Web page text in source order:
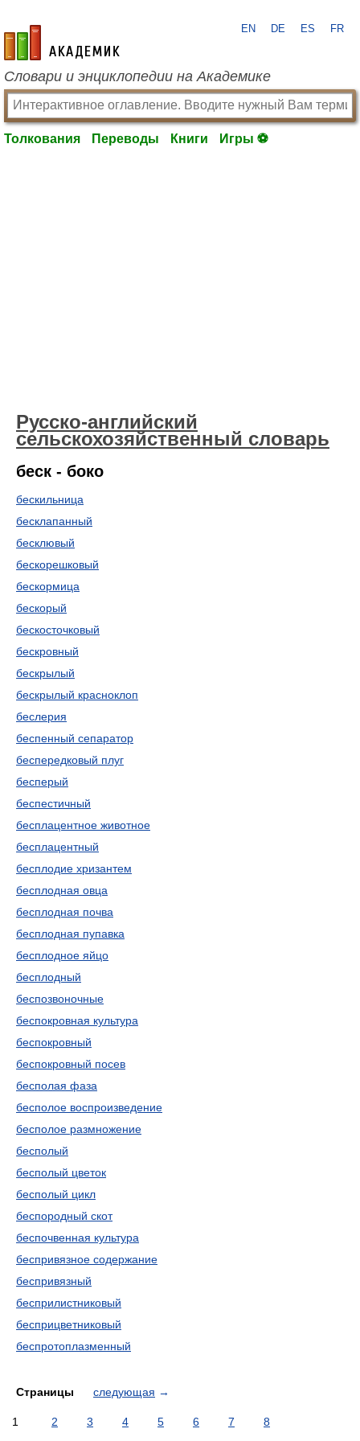
academic.ru
EN DE ES FR
Словари и энциклопедии на Академике
Толкования Переводы Книги Игры ⚽
Русско-английский
сельскохозяйственный словарь
беск - боко
бескильница
бесклапанный
бесклювый
бескорешковый
бескормица
бескорый
бескосточковый
бескровный
бескрылый
бескрылый красноклоп
беслерия
беспенный сепаратор
беспередковый плуг
бесперый
беспестичный
бесплацентное животное
бесплацентный
бесплодие хризантем
бесплодная овца
бесплодная почва
бесплодная пупавка
бесплодное яйцо
бесплодный
беспозвоночные
беспокровная культура
беспокровный
беспокровный посев
бесполая фаза
бесполое воспроизведение
бесполое размножение
бесполый
бесполый цветок
бесполый цикл
беспородный скот
беспочвенная культура
беспривязное содержание
беспривязный
бесприлистниковый
бесприцветниковый
беспротоплазменный
Страницы следующая →
1 2 3 4 5 6 7 8